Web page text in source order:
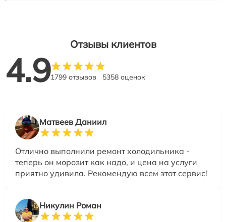
Отзывы клиентов
4.91799 отзывов 5358 оценок
Матвеев Даниил
Отлично выполнили ремонт холодильника -
теперь он морозит как надо, и цена на услуги
приятно удивила. Рекомендую всем этот сервис!
Никулин Роман